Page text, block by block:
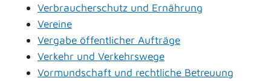
Verbraucherschutz und Ernährung
Vereine
Vergabe öffentlicher Aufträge
Verkehr und Verkehrswege
Vormundschaft und rechtliche Betreuung